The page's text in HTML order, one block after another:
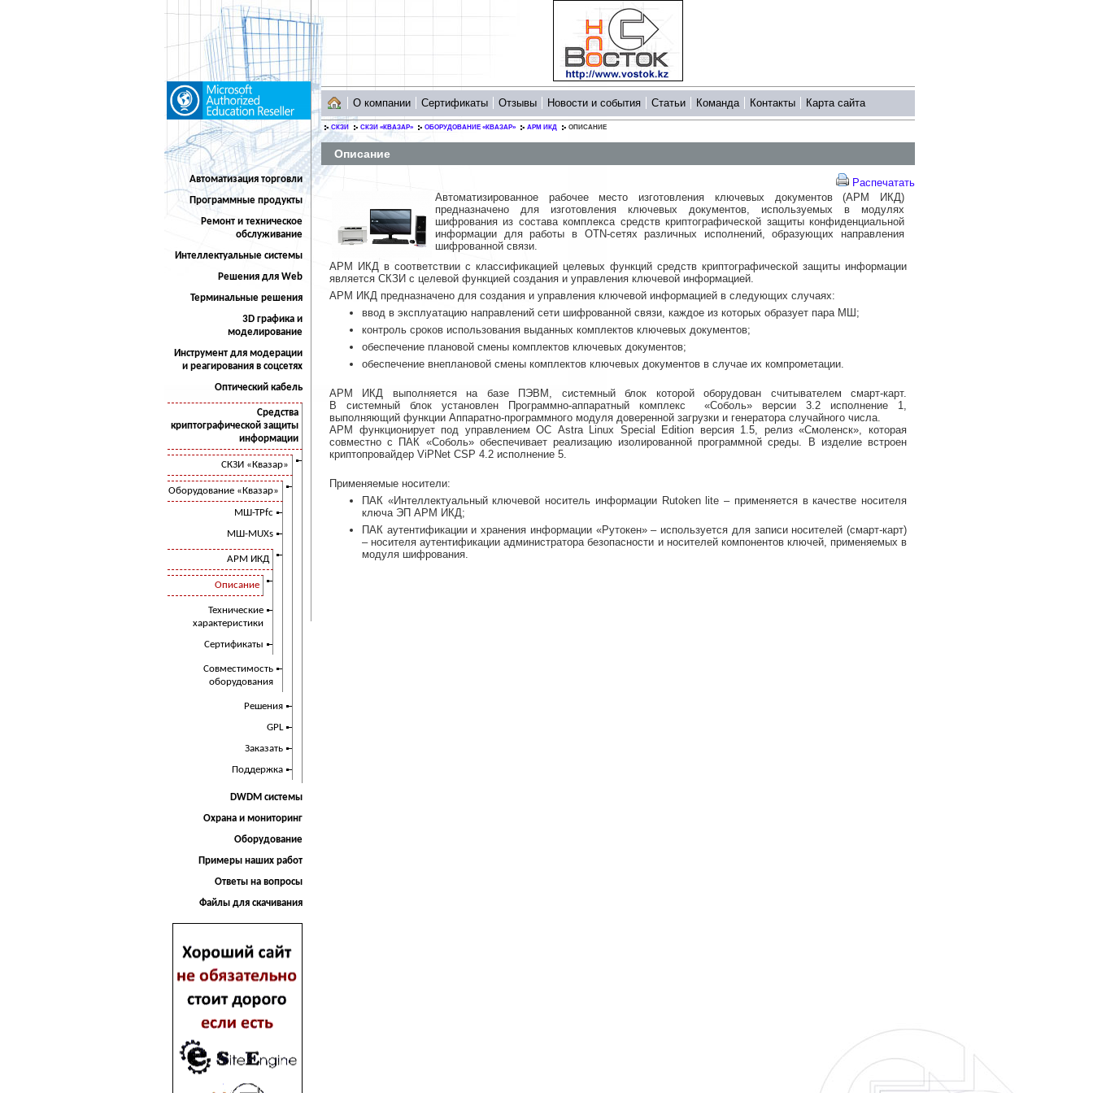
Автоматизация торговли
Программные продукты
Ремонт и техническое
обслуживание
Интеллектуальные системы
Решения для Web
Терминальные решения
3D графика и
моделирование
Инструмент для модерации
и реагирования в соцсетях
Оптический кабель
Средства
криптографической защиты
информации
СКЗИ «Квазар»
Оборудование «Квазар»
МШ-ТРfc
МШ-MUXs
АРМ ИКД
Описание
Технические
характеристики
Сертификаты
Совместимость
оборудования
Решения
GPL
Заказать
Поддержка
DWDM системы
Охрана и мониторинг
Оборудование
Примеры наших работ
Ответы на вопросы
Файлы для скачивания
О компании Сертификаты Отзывы Новости и события Статьи Команда Контакты Карта сайта
СКЗИ СКЗИ «КВАЗАР» ОБОРУДОВАНИЕ «КВАЗАР» АРМ ИКД ОПИСАНИЕ
Описание
Распечатать
Автоматизированное рабочее место изготовления ключевых документов (АРМ ИКД)
предназначено для изготовления ключевых документов, используемых в модулях
шифрования из состава комплекса средств криптографической защиты конфиденциальной
информации для работы в OTN-сетях различных исполнений, образующих направления
шифрованной связи.
АРМ ИКД в соответствии с классификацией целевых функций средств криптографической защиты информации
является СКЗИ c целевой функцией создания и управления ключевой информацией.
АРМ ИКД предназначено для создания и управления ключевой информацией в следующих случаях:
ввод в эксплуатацию направлений сети шифрованной связи, каждое из которых образует пара МШ;
контроль сроков использования выданных комплектов ключевых документов;
обеспечение плановой смены комплектов ключевых документов;
обеспечение внеплановой смены комплектов ключевых документов в случае их компрометации.
АРМ ИКД выполняется на базе ПЭВМ, системный блок которой оборудован считывателем смарт-карт.
В системный блок установлен Программно-аппаратный комплекс «Соболь» версии 3.2 исполнение 1,
выполняющий функции Аппаратно-программного модуля доверенной загрузки и генератора случайного числа.
АРМ функционирует под управлением ОС Astra Linux Special Edition версия 1.5, релиз «Смоленск», которая
совместно с ПАК «Соболь» обеспечивает реализацию изолированной программной среды. В изделие встроен
криптопровайдер ViPNet CSP 4.2 исполнение 5.
Применяемые носители:
ПАК «Интеллектуальный ключевой носитель информации Rutoken lite – применяется в качестве носителя
ключа ЭП АРМ ИКД;
ПАК аутентификации и хранения информации «Рутокен» – используется для записи носителей (смарт-карт)
– носителя аутентификации администратора безопасности и носителей компонентов ключей, применяемых в
модуля шифрования.